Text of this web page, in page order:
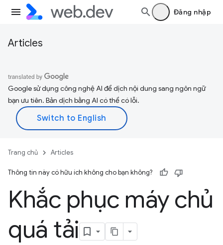
Đăng nhập
Articles
Google sử dụng công nghệ AI để dịch nội dung sang ngôn ngữ
bạn ưu tiên. Bản dịch bằng AI có thể có lỗi.
Trang chủ Articles
Thông tin này có hữu ích không cho bạn không?
Khắc phục máy chủ
quá tải